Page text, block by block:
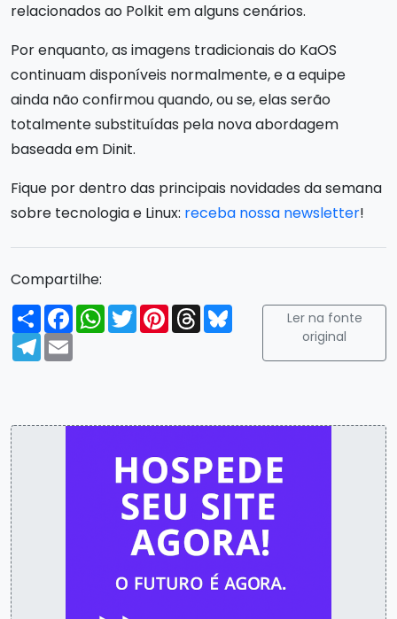
relacionados ao Polkit em alguns cenários.
Por enquanto, as imagens tradicionais do KaOS
continuam disponíveis normalmente, e a equipe
ainda não confirmou quando, ou se, elas serão
totalmente substituídas pela nova abordagem
baseada em Dinit.
Fique por dentro das principais novidades da semana
sobre tecnologia e Linux: receba nossa newsletter!
Compartilhe:
Compartilhar
FacebookWhatsApp
TwitterPinterest
ThreadsBluesky
Telegram
Email
Ler na fonte
original